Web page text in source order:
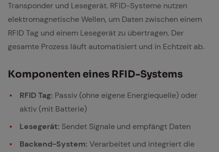
Transponder und Lesegerät. RFID-Systeme nutzen
elektromagnetische Wellen, um Daten zwischen einem
RFID Tag und einem Lesegerät zu übertragen. Der
gesamte Prozess läuft automatisiert und in Echtzeit ab.
Kom­po­nen­ten ei­nes RFID-Sys­tems
RFID Tag: Passiv (ohne eigene Energiequelle) oder
aktiv (mit Batterie)
Lesegerät: Sendet Signale und empfängt Daten
Backend-System: Verarbeitet und integriert die